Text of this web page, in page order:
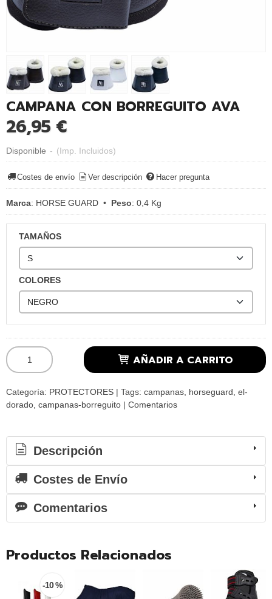
CAMPANA CON BORREGUITO AVA
26,95 €
Disponible - (Imp. Incluidos)
Costes de envío Ver descripción Hacer pregunta
Marca: HORSE GUARD • Peso: 0,4 Kg
TAMAÑOS
COLORES
AÑADIR A CARRITO
Categoría: PROTECTORES | Tags: campanas horseguard el-
dorado campanas-borreguito | Comentarios
Descripción
Costes de Envío
Comentarios
Productos Relacionados
-10 %